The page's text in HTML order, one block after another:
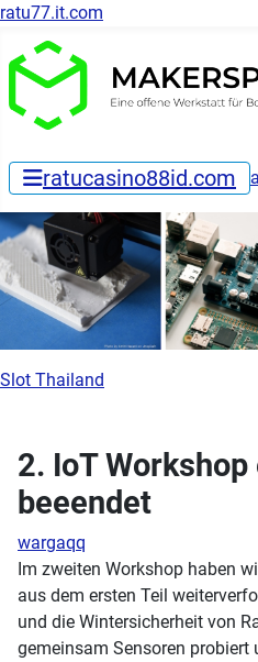
ratu77.it.com
ratucasino88id.com
Slot Thailand
2. IoT
beeendet
wargaqq
Im zweiten Workshop haben
aus dem ersten Teil
und die Wintersicherheit von
gemeinsam Sensoren probiert